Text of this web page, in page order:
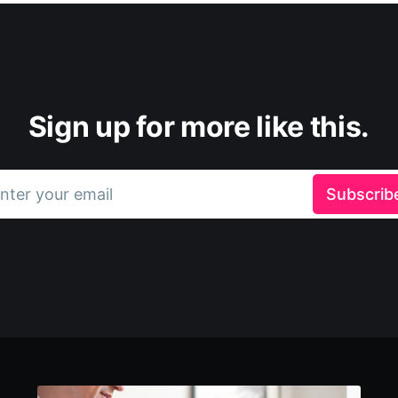
Sign up for more like this.
your email